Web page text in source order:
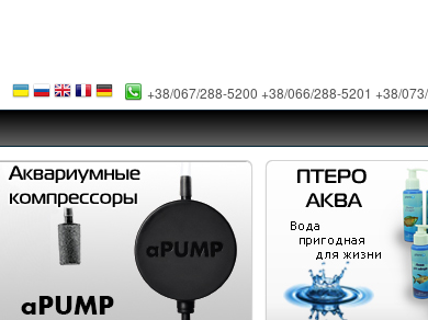
+38/067/288-5200 +38/066/288-5201 +38/